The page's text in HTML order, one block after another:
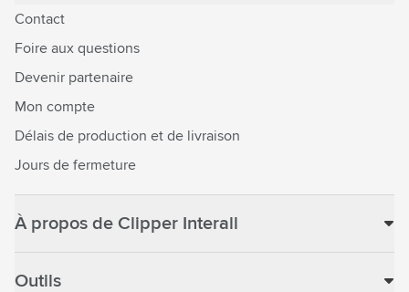
Contact
Foire aux questions
Devenir partenaire
Mon compte
Délais de production et de livraison
Jours de fermeture
À propos de Clipper Interall
Outils